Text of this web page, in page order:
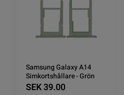
Samsung Galaxy A14
Simkortshållare - Grön
SEK 39.00